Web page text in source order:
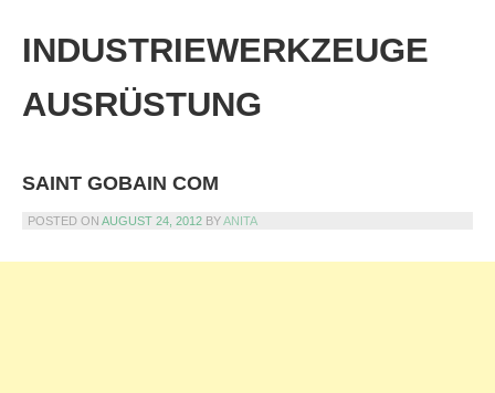
content
INDUSTRIEWERKZEUGE
AUSRÜSTUNG
SAINT GOBAIN COM
POSTED ON AUGUST 24, 2012 BYANITA